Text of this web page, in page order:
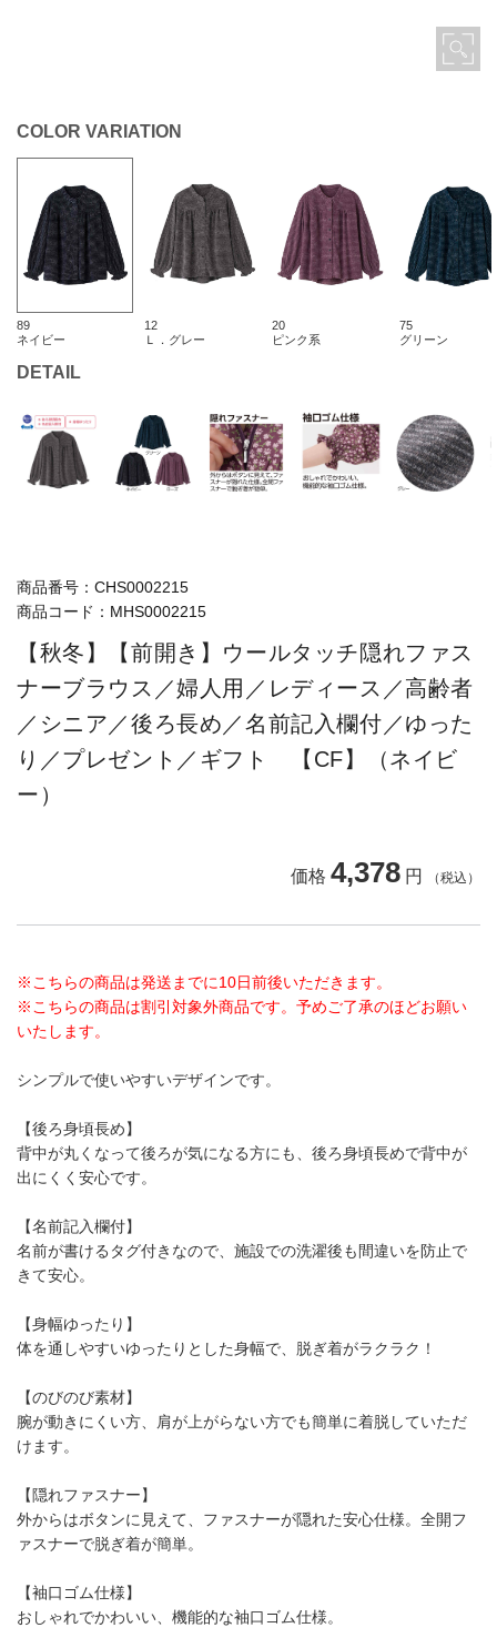
COLOR VARIATION
89
ネイビー
12
Ｌ．グレー
20
ピンク系
75
グリーン
DETAIL
商品番号： CHS0002215
商品コード： MHS0002215
【秋冬】【前開き】ウールタッチ隠れファス
ナーブラウス／婦人用／レディース／高齢者
／シニア／後ろ長め／名前記入欄付／ゆった
り／プレゼント／ギフト 【CF】（ネイビ
ー）
価格 4,378 円 （税込）
※こちらの商品は発送までに10日前後いただきます。
※こちらの商品は割引対象外商品です。予めご了承のほどお願い
いたします。
シンプルで使いやすいデザインです。
【後ろ身頃長め】
背中が丸くなって後ろが気になる方にも、後ろ身頃長めで背中が
出にくく安心です。
【名前記入欄付】
名前が書けるタグ付きなので、施設での洗濯後も間違いを防止で
きて安心。
【身幅ゆったり】
体を通しやすいゆったりとした身幅で、脱ぎ着がラクラク！
【のびのび素材】
腕が動きにくい方、肩が上がらない方でも簡単に着脱していただ
けます。
【隠れファスナー】
外からはボタンに見えて、ファスナーが隠れた安心仕様。全開フ
ァスナーで脱ぎ着が簡単。
【袖口ゴム仕様】
おしゃれでかわいい、機能的な袖口ゴム仕様。